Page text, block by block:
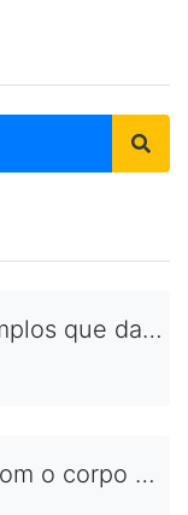
Como os exemplos que damos no dia a dia aproximam as crianças dos conceitos da sustentabilidade
Os cuidados com o corpo durante a gravidez